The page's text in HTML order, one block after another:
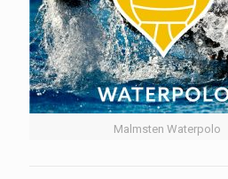
Malmsten Waterpolo